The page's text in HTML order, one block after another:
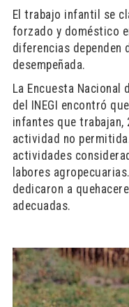
El trabajo infantil se
forzado y doméstico
diferencias dependen
desempeñada.
La Encuesta Nacional
del INEGI encontró
infantes que
actividad no
actividades
labores
dedicaron a
adecuadas.